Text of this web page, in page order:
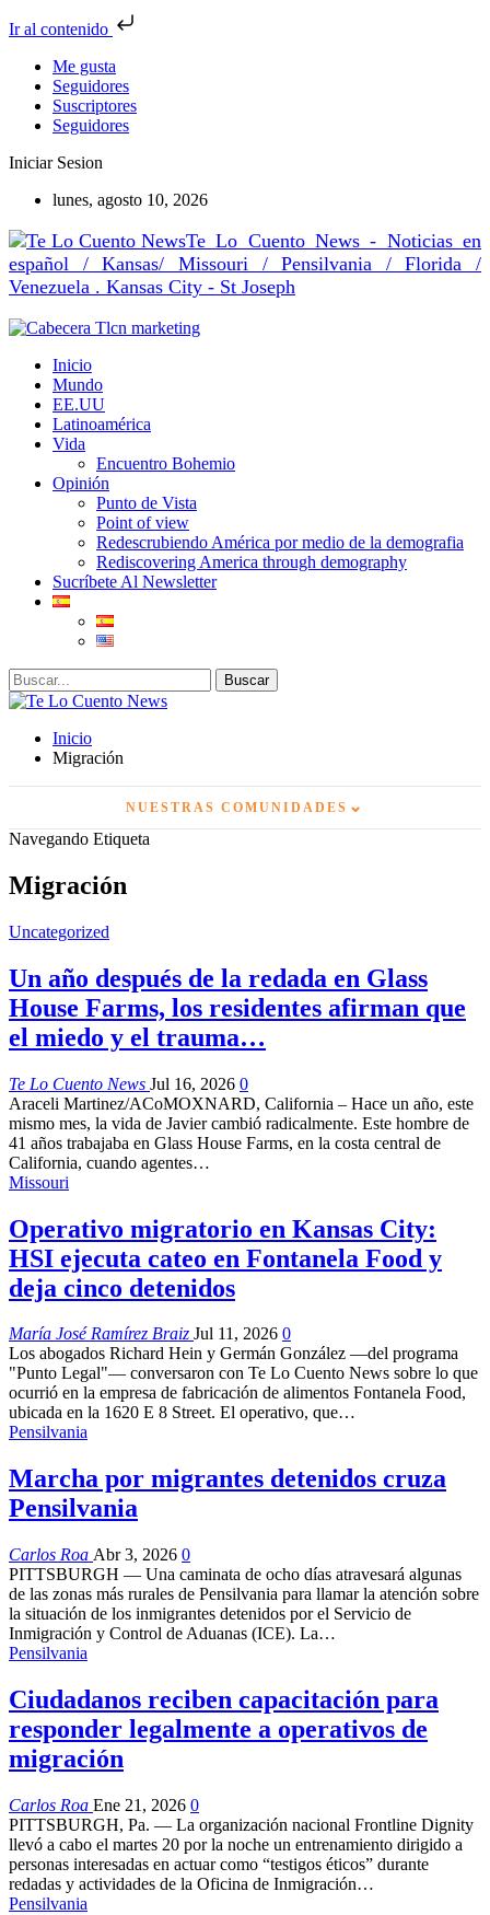
Ir al contenido
Me gusta
Seguidores
Suscriptores
Seguidores
Iniciar Sesion
lunes, agosto 10, 2026
Te Lo Cuento News - Noticias en
español / Kansas/ Missouri / Pensilvania / Florida /
Venezuela . Kansas City - St Joseph
Inicio
Mundo
EE.UU
Latinoamérica
Vida
Encuentro Bohemio
Opinión
Punto de Vista
Point of view
Redescrubiendo América por medio de la demografia
Rediscovering America through demography
Sucríbete Al Newsletter
Inicio
Migración
NUESTRAS COMUNIDADES ⌄
Navegando Etiqueta
Migración
Uncategorized
Un año después de la redada en Glass
House Farms, los residentes afirman que
el miedo y el trauma…
Te Lo Cuento News Jul 16, 2026 0
Araceli Martinez/ACoMOXNARD, California – Hace un año, este
mismo mes, la vida de Javier cambió radicalmente. Este hombre de
41 años trabajaba en Glass House Farms, en la costa central de
California, cuando agentes…
Missouri
Operativo migratorio en Kansas City:
HSI ejecuta cateo en Fontanela Food y
deja cinco detenidos
María José Ramírez Braiz Jul 11, 2026 0
Los abogados Richard Hein y Germán González —del programa
"Punto Legal"— conversaron con Te Lo Cuento News sobre lo que
ocurrió en la empresa de fabricación de alimentos Fontanela Food,
ubicada en la 1620 E 8 Street. El operativo, que…
Pensilvania
Marcha por migrantes detenidos cruza
Pensilvania
Carlos Roa Abr 3, 2026 0
PITTSBURGH — Una caminata de ocho días atravesará algunas
de las zonas más rurales de Pensilvania para llamar la atención sobre
la situación de los inmigrantes detenidos por el Servicio de
Inmigración y Control de Aduanas (ICE). La…
Pensilvania
Ciudadanos reciben capacitación para
responder legalmente a operativos de
migración
Carlos Roa Ene 21, 2026 0
PITTSBURGH, Pa. — La organización nacional Frontline Dignity
llevó a cabo el martes 20 por la noche un entrenamiento dirigido a
personas interesadas en actuar como “testigos éticos” durante
redadas y actividades de la Oficina de Inmigración…
Pensilvania